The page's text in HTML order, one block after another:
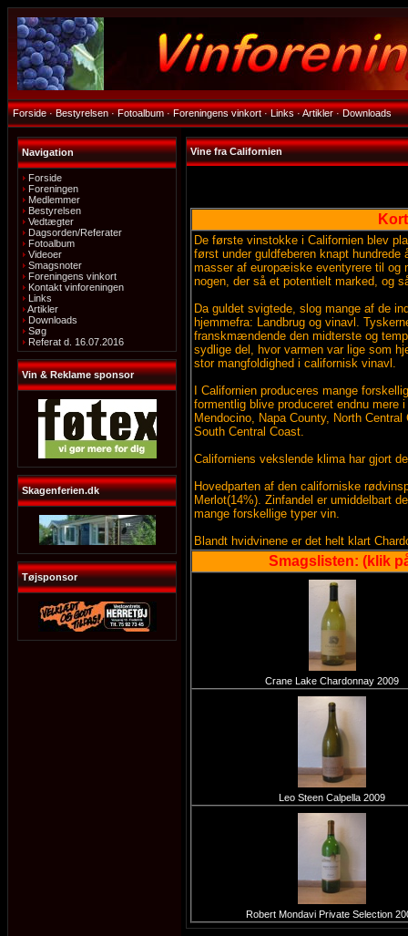
Forside · Bestyrelsen · Fotoalbum · Foreningens vinkort · Links ·Artikler · Downloads
Navigation
Forside
Foreningen
Medlemmer
Bestyrelsen
Vedtægter
Dagsorden/Referater
Fotoalbum
Videoer
Smagsnoter
Foreningens vinkort
Kontakt vinforeningen
Links
Artikler
Downloads
Søg
Referat d. 16.07.2016
Vin & Reklame sponsor
Skagenferien.dk
Tøjsponsor
Vine fra Californien
De første vinstokke i Californien blev
først under guldfeberen knapt
masser af europæiske eventyrere til og
nogen, der så et potentielt marked, og
Da guldet svigtede, slog mange af de
hjemmefra: Landbrug og vinavl.
franskmændende den midterste og
sydlige del, hvor varmen var lige som
stor mangfoldighed i californisk vinavl.
I Californien produceres mange
formentlig blive produceret endnu mere
Mendocino, Napa County, North
South Central Coast.
Californiens vekslende klima har gjort
Hovedparten af den californiske
Merlot(14%). Zinfandel er umiddelbart
mange forskellige typer vin.
Blandt hvidvinene er det helt klart
Smagslisten: (klik
Crane Lake Chardonnay 2009
Leo Steen Calpella 2009
Robert Mondavi Private Selection